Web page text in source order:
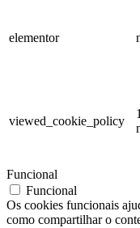
elementor
viewed_cookie_policy
Funcional
Funcional
Os cookies funcionais
como compartilhar o